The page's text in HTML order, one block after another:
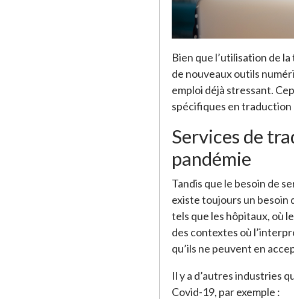
Bien que l’utilisation de
de nouveaux outils
emploi déjà stressant.
spécifiques en
Services de
pandémie
Tandis que le besoin de
existe toujours un besoin
tels que les hôpitaux, où
des contextes où
qu’ils ne peuvent en
Il y a d’autres industries
Covid-19, par exemple :